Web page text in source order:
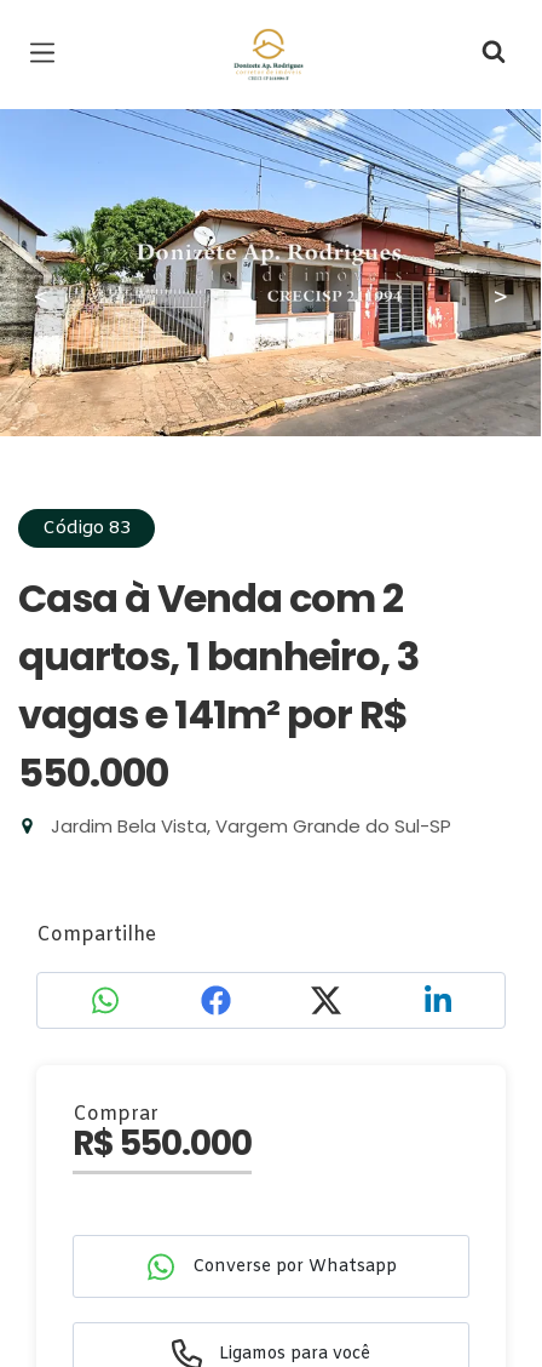
Página inicial
< >
Código 83
Casa à Venda com 2
quartos, 1 banheiro, 3
vagas e 141m²por R$
550.000
Jardim Bela Vista, Vargem Grande do Sul-SP
Compartilhe
Comprar
R$ 550.000
Converse por Whatsapp
Ligamos para você